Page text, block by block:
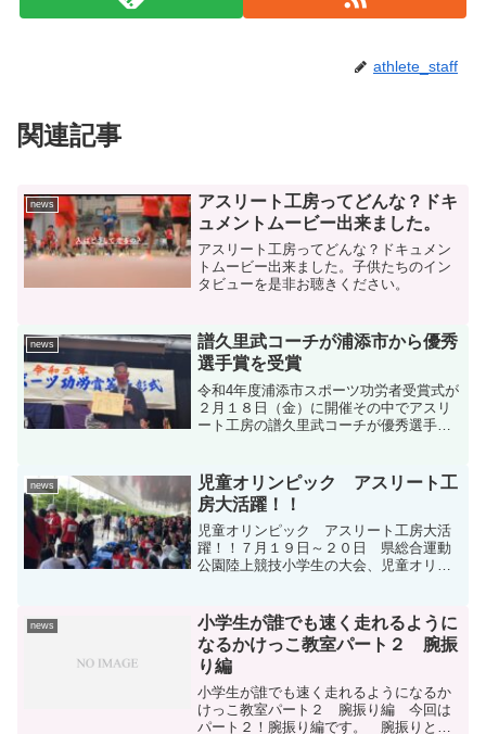
athlete_staff
関連記事
news
アスリート工房ってどんな？ドキ
ュメントムービー出来ました。
アスリート工房ってどんな？ドキュメン
トムービー出来ました。子供たちのイン
タビューを是非お聴きください。
news
譜久里武コーチが浦添市から優秀
選手賞を受賞
令和4年度浦添市スポーツ功労者受賞式が
２月１８日（金）に開催その中でアスリ
ート工房の譜久里武コーチが優秀選手賞
news
児童オリンピック アスリート工
房大活躍！！
児童オリンピック アスリート工房大活
躍！！７月１９日～２０日 県総合運動
公園陸上競技小学生の大会、児童オリン
決勝進出や優勝等たくさんの好記録が生
まれました。 決勝進出８...
news
小学生が誰でも速く走れるように
なるかけっこ教室パート２ 腕振
り編
小学生が誰でも速く走れるようになるか
けっこ教室パート２ 腕振り編 今回は
パート２！腕振り編です。 腕振りと姿